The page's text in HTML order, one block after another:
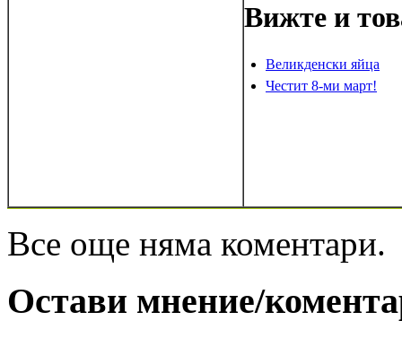
Вижте и
Великденски яйца
Честит 8-ми март!
Все още няма коментари.
Остави мнение/